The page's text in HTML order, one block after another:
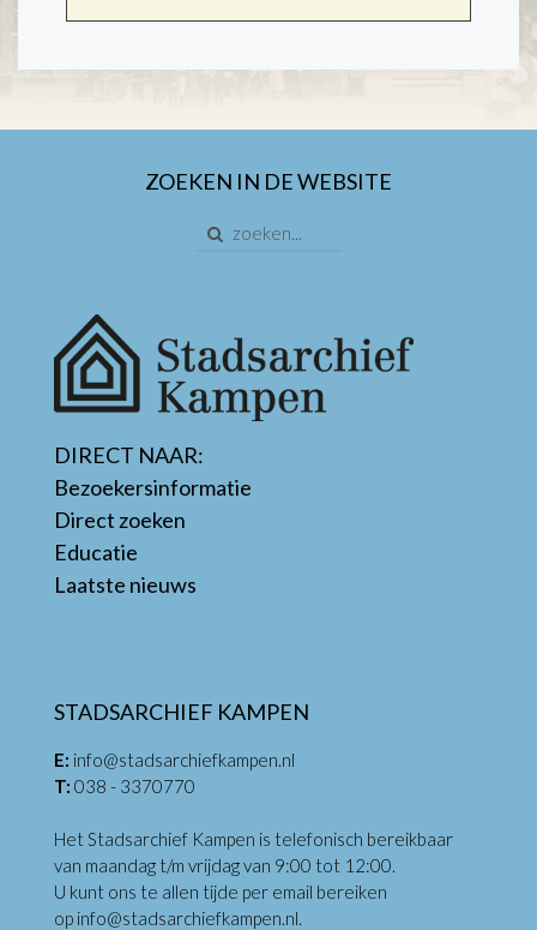
ZOEKEN IN DE WEBSITE
DIRECT NAAR:
Bezoekersinformatie
Direct zoeken
Educatie
Laatste nieuws
STADSARCHIEF KAMPEN
E: info@stadsarchiefkampen.nl
T: 038 - 3370770
Het Stadsarchief Kampen is telefonisch bereikbaar
van maandag t/m vrijdag van 9:00 tot 12:00.
U kunt ons te allen tijde per email bereiken
op info@stadsarchiefkampen.nl.